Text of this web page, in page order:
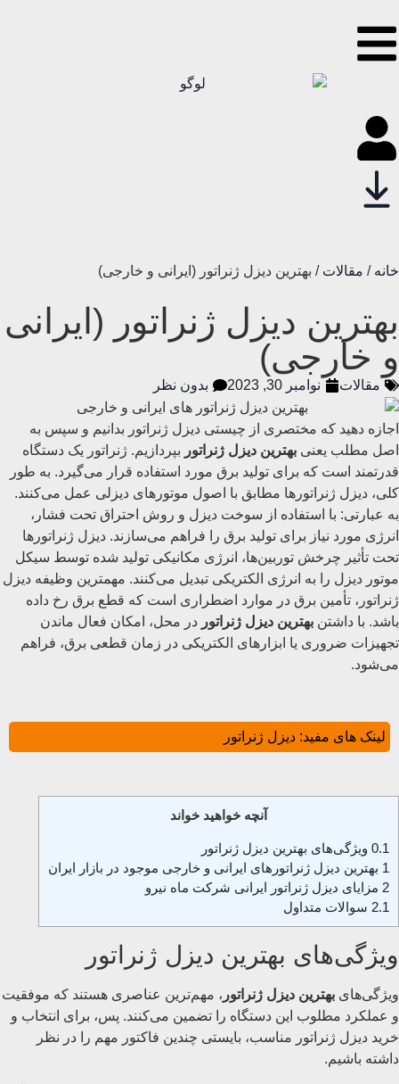
خانه / مقالات / بهترین دیزل ژنراتور (ایرانی و خارجی)
بهترین دیزل ژنراتور (ایرانی
و خارجی)
مقالات نوامبر 30, 2023 بدون نظر
اجازه دهید که مختصری از چیستی دیزل ژنراتور بدانیم و سپس به
اصل مطلب یعنی بهترین دیزل ژنراتور بپردازیم. ژنراتور یک دستگاه
قدرتمند است که برای تولید برق مورد استفاده قرار می‌گیرد. به طور
کلی، دیزل ژنراتورها مطابق با اصول موتورهای دیزلی عمل می‌کنند.
به عبارتی: با استفاده از سوخت دیزل و روش احتراق تحت فشار،
انرژی مورد نیاز برای تولید برق را فراهم می‌سازند. دیزل ژنراتورها
تحت تأثیر چرخش توربین‌ها، انرژی مکانیکی تولید شده توسط سیکل
موتور دیزل را به انرژی الکتریکی تبدیل می‌کنند. مهمترین وظیفه دیزل
ژنراتور، تأمین برق در موارد اضطراری است که قطع برق رخ داده
باشد. با داشتن بهترین دیزل ژنراتور در محل، امکان فعال ماندن
تجهیزات ضروری یا ابزارهای الکتریکی در زمان قطعی برق، فراهم
می‌شود.
لینک های مفید: دیزل ژنراتور
آنچه خواهید خواند
0.1 ویژگی‌های بهترین دیزل ژنراتور
1 بهترین دیزل ژنراتورهای ایرانی و خارجی موجود در بازار ایران
2 مزایای دیزل ژنراتور ایرانی شرکت ماه نیرو
2.1 سوالات متداول
ویژگی‌های بهترین دیزل ژنراتور
ویژگی‌های بهترین دیزل ژنراتور ، مهم‌ترین عناصری هستند که موفقیت
و عملکرد مطلوب این دستگاه را تضمین می‌کنند. پس، برای انتخاب و
خرید دیزل ژنراتور مناسب، بایستی چندین فاکتور مهم را در نظر
داشته باشیم.